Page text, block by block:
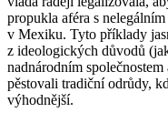
propukla aféra s
v Mexiku. Tyto příklady
z ideologických důvodů
nadnárodním
pěstovali tradiční odrůdy,
výhodnější.